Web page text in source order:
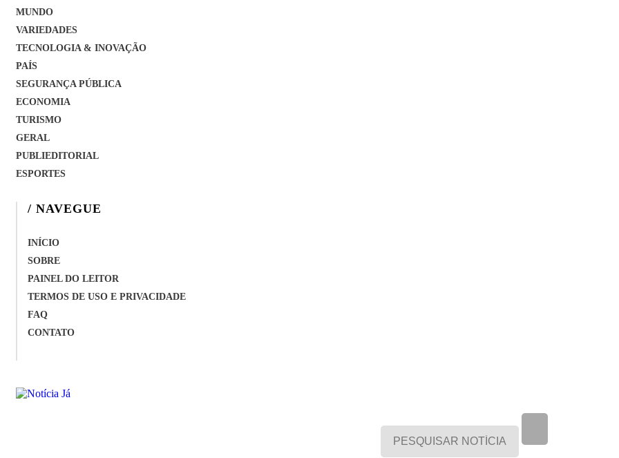
MUNDO
VARIEDADES
TECNOLOGIA & INOVAÇÃO
PAÍS
SEGURANÇA PÚBLICA
ECONOMIA
TURISMO
GERAL
PUBLIEDITORIAL
ESPORTES
/ NAVEGUE
INÍCIO
SOBRE
PAINEL DO LEITOR
TERMOS DE USO E PRIVACIDADE
FAQ
CONTATO